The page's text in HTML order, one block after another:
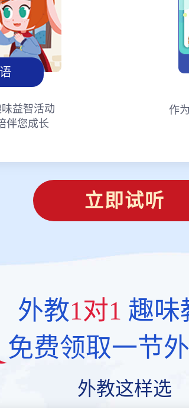
益智活动
伴您成长
作
立即试听
外教1对1 趣味
免费领取一节
外教这样选